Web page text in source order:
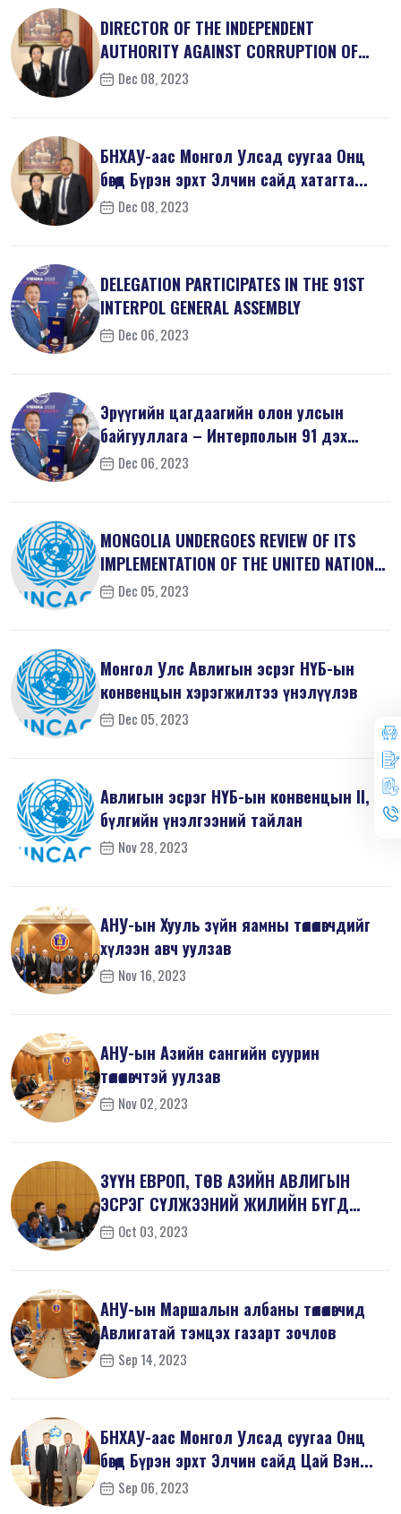
DIRECTOR OF THE INDEPENDENT
AUTHORITY AGAINST CORRUPTION OF
MONGOLIA M...
Dec 08, 2023
БНХАУ-аас Монгол Улсад суугаа Онц
бөгөөд Бүрэн эрхт Элчин сайд хатагта...
Dec 08, 2023
DELEGATION PARTICIPATES IN THE 91ST
INTERPOL GENERAL ASSEMBLY
Dec 06, 2023
Эрүүгийн цагдаагийн олон улсын
байгууллага – Интерполын 91 дэх
удаагий...
Dec 06, 2023
MONGOLIA UNDERGOES REVIEW OF ITS
IMPLEMENTATION OF THE UNITED NATIONS
... Dec 05, 2023
Монгол Улс Авлигын эсрэг НҮБ-ын
конвенцын хэрэгжилтээ үнэлүүлэв
Dec 05, 2023
Авлигын эсрэг НҮБ-ын конвенцын II, V
бүлгийн үнэлгээний тайлан
Nov 28, 2023
АНУ-ын Хууль зүйн яамны төлөөлөгчдийг
хүлээн авч уулзав
Nov 16, 2023
АНУ-ын Азийн сангийн суурин
төлөөлөгчтэй уулзав
Nov 02, 2023
ЗҮҮН ЕВРОП, ТӨВ АЗИЙН АВЛИГЫН
ЭСРЭГ СҮЛЖЭЭНИЙ ЖИЛИЙН БҮГД
ХУРАЛД ОРОЛЦ...
Oct 03, 2023
АНУ-ын Маршалын албаны төлөөлөгчид
Авлигатай тэмцэх газарт зочлов
Sep 14, 2023
БНХАУ-аас Монгол Улсад суугаа Онц
бөгөөд Бүрэн эрхт Элчин сайд Цай Вэн...
Sep 06, 2023